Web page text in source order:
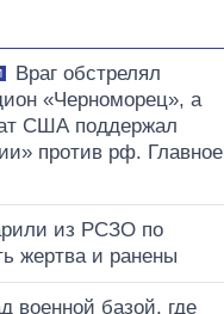
Враг обстрелял
«Черноморец», а
США поддержал
против рф. Главное
из РСЗО по
жертва и ранены
военной базой, где